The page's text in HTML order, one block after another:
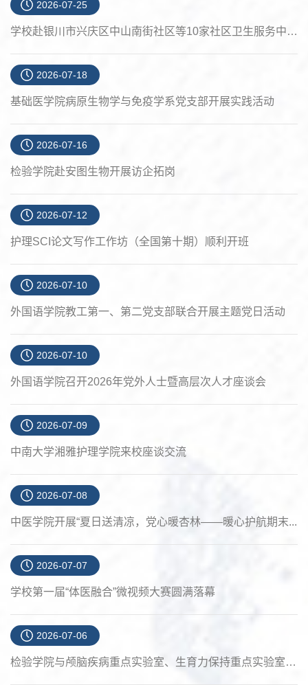
2026-07-25
学校赴银川市兴庆区中山南街社区等10家社区卫生服务中心...
2026-07-18
基础医学院病原生物学与免疫学系党支部开展实践活动
2026-07-16
检验学院赴安图生物开展访企拓岗
2026-07-12
护理SCI论文写作工作坊（全国第十期）顺利开班
2026-07-10
外国语学院教工第一、第二党支部联合开展主题党日活动
2026-07-10
外国语学院召开2026年党外人士暨高层次人才座谈会
2026-07-09
中南大学湘雅护理学院来校座谈交流
2026-07-08
中医学院开展“夏日送清凉，党心暖杏林——暖心护航期末...
2026-07-07
学校第一届“体医融合”微视频大赛圆满落幕
2026-07-06
检验学院与颅脑疾病重点实验室、生育力保持重点实验室开...